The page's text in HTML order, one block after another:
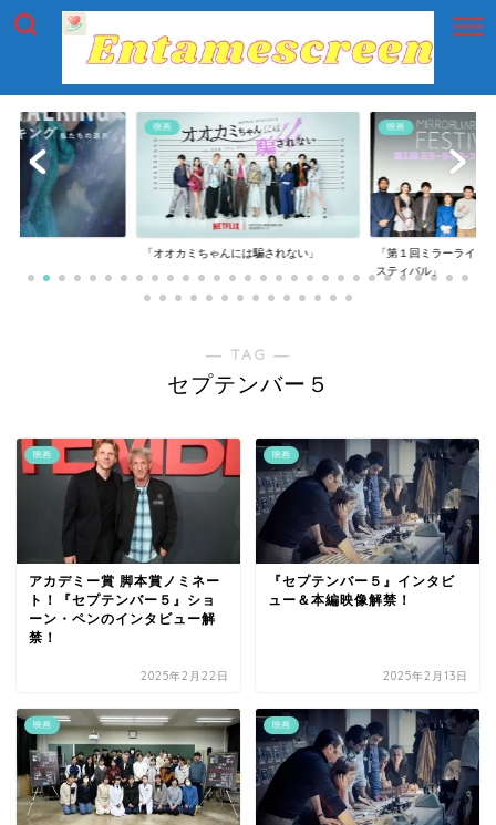
映画
「第１回ミラーライアーフィルムズ・フェ
映画
「第一回横
― TAG ―
セプテンバー５
映画
アカデミー賞 脚本賞ノミネー
ト！『セプテンバー５』ショ
ーン・ペンのインタビュー解
禁！
2025年2月22日
映画
『セプテンバー５』インタビ
ュー＆本編映像解禁！
2025年2月13日
映画 映画